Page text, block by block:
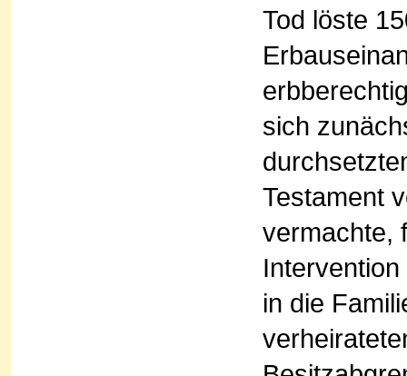
Tod löste
sich
Testament
vermachte,
in die